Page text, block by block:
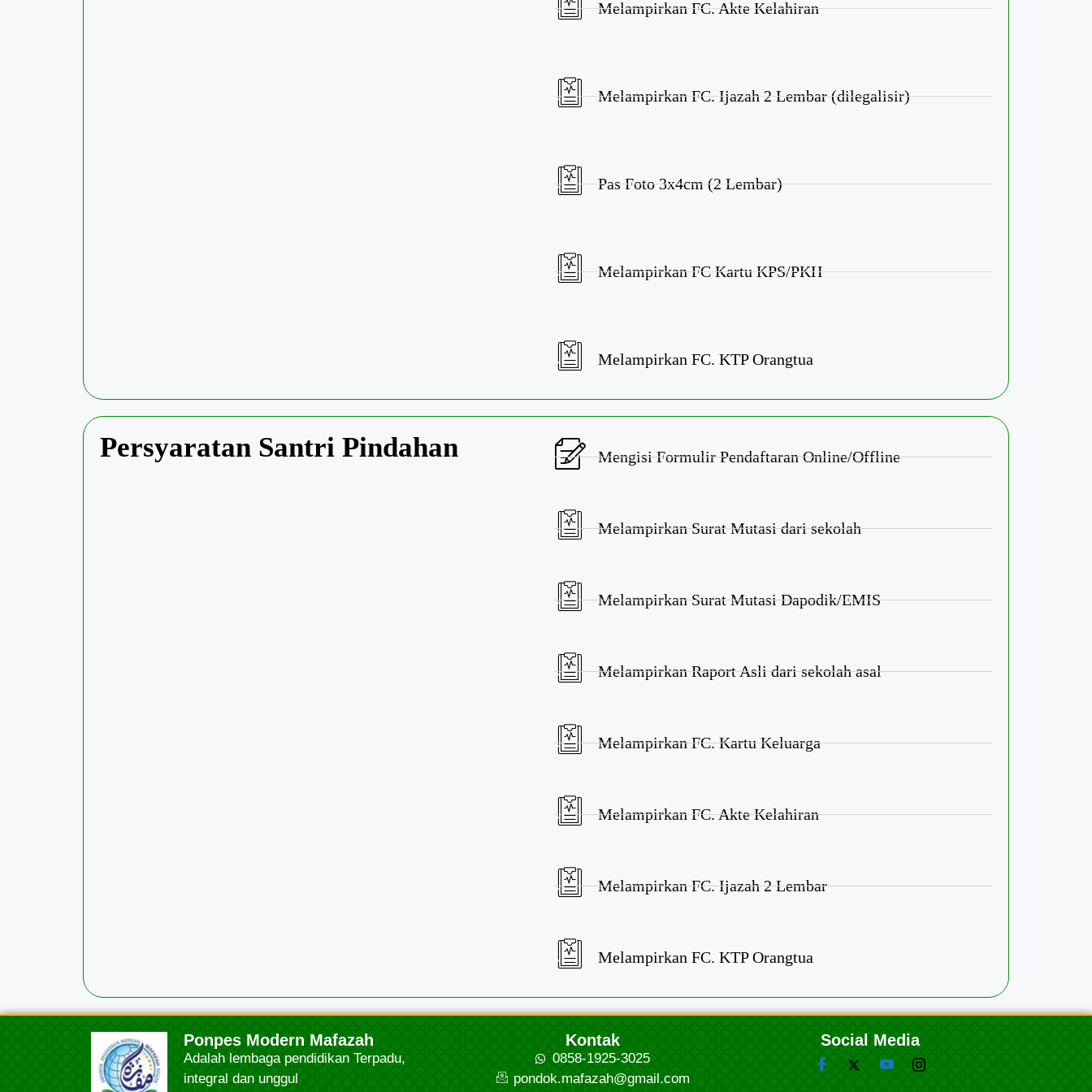
Melampirkan FC. Akte Kelahiran
Melampirkan FC. Ijazah 2 Lembar (dilegalisir)
Pas Foto 3x4cm (2 Lembar)
Melampirkan FC Kartu KPS/PKH
Melampirkan FC. KTP Orangtua
Persyaratan Santri Pindahan Mengisi Formulir Pendaftaran Online/Offline
Melampirkan Surat Mutasi dari sekolah
Melampirkan Surat Mutasi Dapodik/EMIS
Melampirkan Raport Asli dari sekolah asal
Melampirkan FC. Kartu Keluarga
Melampirkan FC. Akte Kelahiran
Melampirkan FC. Ijazah 2 Lembar
Melampirkan FC. KTP Orangtua
Ponpes Modern Mafazah
Adalah lembaga pendidikan Terpadu,
integral dan unggul
Kontak
0858-1925-3025
pondok.mafazah@gmail.com
Social Media